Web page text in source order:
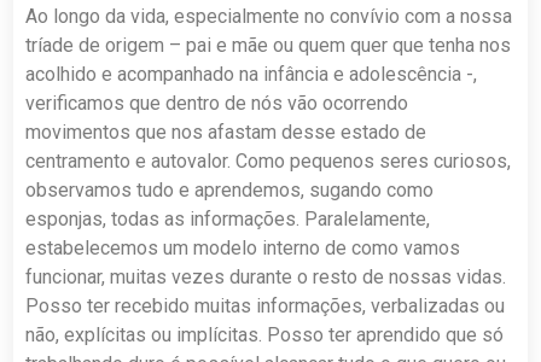
Ao longo da vida, especialmente no convívio com a nossa
tríade de origem – pai e mãe ou quem quer que tenha nos
acolhido e acompanhado na infância e adolescência -,
verificamos que dentro de nós vão ocorrendo
movimentos que nos afastam desse estado de
centramento e autovalor. Como pequenos seres curiosos,
observamos tudo e aprendemos, sugando como
esponjas, todas as informações. Paralelamente,
estabelecemos um modelo interno de como vamos
funcionar, muitas vezes durante o resto de nossas vidas.
Posso ter recebido muitas informações, verbalizadas ou
não, explícitas ou implícitas. Posso ter aprendido que só